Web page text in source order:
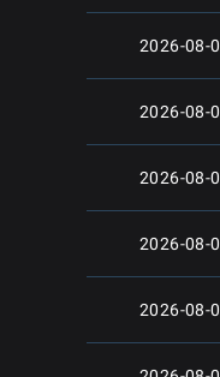
2026-08-
2026-08-
2026-08-
2026-08-
2026-08-